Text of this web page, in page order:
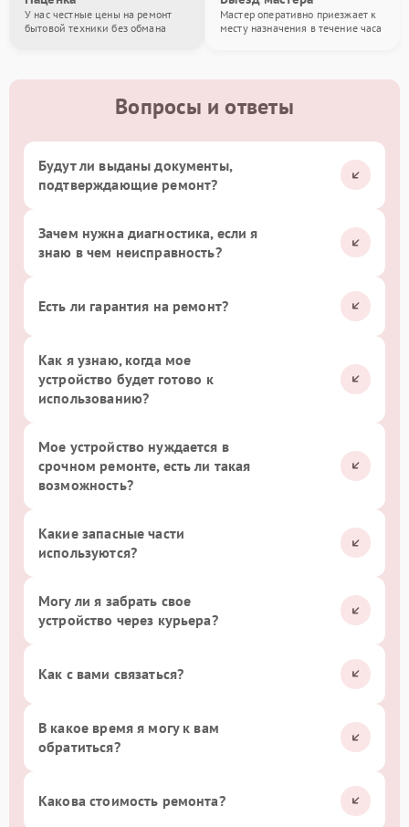
У нас честные цены на ремонт
бытовой техники без обмана
Мастер оперативно приезжает к
месту назначения в течение часа
Вопросы и ответы
Будут ли выданы документы,
подтверждающие ремонт?
Зачем нужна диагностика, если я
знаю в чем неисправность?
Есть ли гарантия на ремонт?
Как я узнаю, когда мое
устройство будет готово к
использованию?
Мое устройство нуждается в
срочном ремонте, есть ли такая
возможность?
Какие запасные части
используются?
Могу ли я забрать свое
устройство через курьера?
Как с вами связаться?
В какое время я могу к вам
обратиться?
Какова стоимость ремонта?